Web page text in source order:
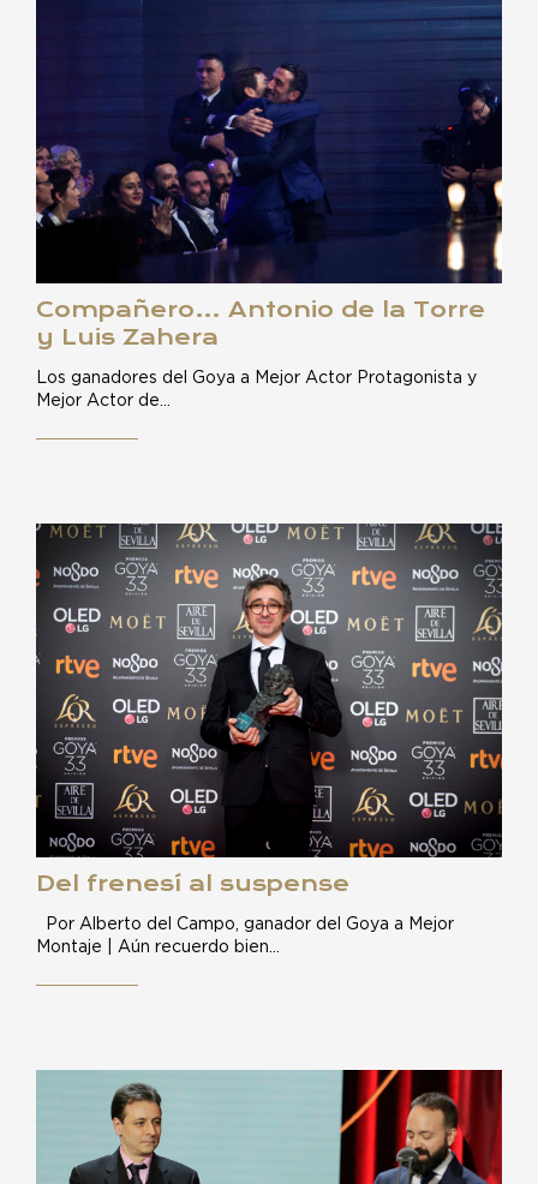
Compañero… Antonio de la Torre
y Luis Zahera
Los ganadores del Goya a Mejor Actor Protagonista y
Mejor Actor de…
Del frenesí al suspense
Por Alberto del Campo, ganador del Goya a Mejor
Montaje | Aún recuerdo bien…